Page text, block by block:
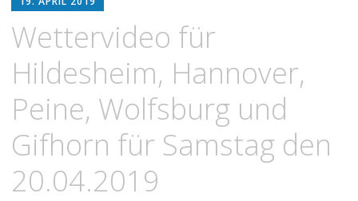
video
Wettervideo für
Hildesheim, Hannover,
Peine, Wolfsburg und
Gifhorn für Samstag den
20.04.2019